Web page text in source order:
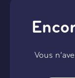
Vous